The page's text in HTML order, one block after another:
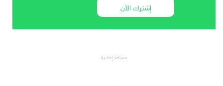
إشترك الآن
مساحة إعلانية